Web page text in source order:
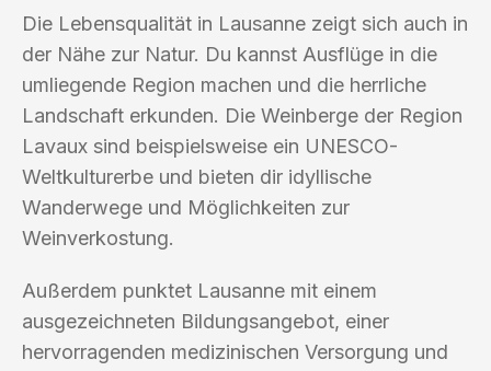
Die Lebensqualität in Lausanne zeigt sich auch in
der Nähe zur Natur. Du kannst Ausflüge in die
umliegende Region machen und die herrliche
Landschaft erkunden. Die Weinberge der Region
Lavaux sind beispielsweise ein UNESCO-
Weltkulturerbe und bieten dir idyllische
Wanderwege und Möglichkeiten zur
Weinverkostung.
Außerdem punktet Lausanne mit einem
ausgezeichneten Bildungsangebot, einer
hervorragenden medizinischen Versorgung und